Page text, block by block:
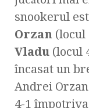
snookerul
Orzan (locul
Vladu (locul
încasat un
Andrei
4-1